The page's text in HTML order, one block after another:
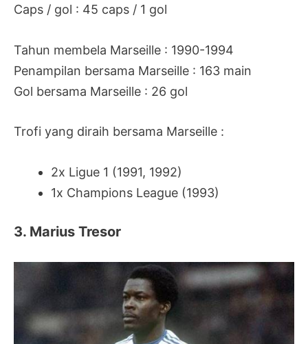
Caps / gol : 45 caps / 1 gol
Tahun membela Marseille : 1990-1994
Penampilan bersama Marseille : 163 main
Gol bersama Marseille : 26 gol
Trofi yang diraih bersama Marseille :
2x Ligue 1 (1991, 1992)
1x Champions League (1993)
3. Marius Tresor